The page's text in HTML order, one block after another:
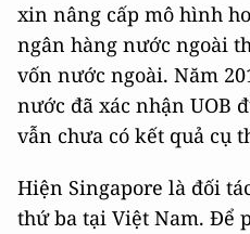
xin nâng cấp mô hình
ngân hàng nước ngoài
vốn nước ngoài. Năm
nước đã xác nhận UOB
vẫn chưa có kết quả cụ
Hiện Singapore là đối
thứ ba tại Việt Nam. Để